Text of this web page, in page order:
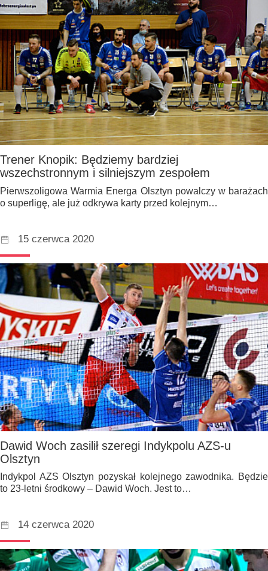
Trener Knopik: Będziemy bardziej
wszechstronnym i silniejszym zespołem
Pierwszoligowa Warmia Energa Olsztyn powalczy w barażach
o superligę, ale już odkrywa karty przed kolejnym…
15 czerwca 2020
Dawid Woch zasilił szeregi Indykpolu AZS-u
Olsztyn
Indykpol AZS Olsztyn pozyskał kolejnego zawodnika. Będzie
to 23-letni środkowy – Dawid Woch. Jest to…
14 czerwca 2020